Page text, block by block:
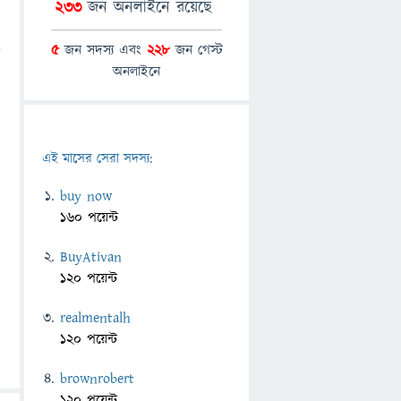
233জন অনলাইনে রয়েছে
5জন সদস্য এবং 228জন গেস্ট
অনলাইনে
এই মাসের সেরা সদস্য:
buy now
160 পয়েন্ট
BuyAtivan
120 পয়েন্ট
realmentalh
120 পয়েন্ট
brownrobert